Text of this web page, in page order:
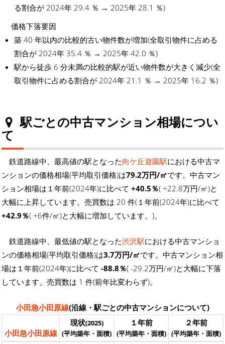
る割合が 2024年 29.4 ％ → 2025年 28.1 ％)
価格下落要因
築 40 年以内の比較的古い物件数が増加(全取引物件に占める
割合が 2024年 35.4 ％ → 2025年 42.0 ％)
駅から徒歩 6 分未満の比較的駅が近い物件数が大きく減少(全
取引物件に占める割合が 2024年 21.1 ％ → 2025年 16.2 ％)
駅ごとの中古マンション相場につい
て
鉄道路線中、最高値の駅となった向ケ丘遊園駅における中古マ
ンションの価格相場(平均取引価格)は79.2万円/㎡です。中古マン
ション相場は１年前(2024年)に比べて +40.5％( +22.8万円/㎡)と
大幅に上昇しています。売買数は 20 件(１年前(2024年)に比べて
+42.9％( +6件/㎡)と大幅に増加しています。)。
鉄道路線中、最低値の駅となった渋沢駅における中古マンショ
ンの価格相場(平均取引価格)は3.7万円/㎡です。中古マンション相
場は１年前(2024年)に比べて -88.8％( -29.2万円/㎡)と大幅に下落
しています。売買数は 1 件(前年比変わらず)。
小田急小田原線(沿線・駅ごとの中古マンションについて)
小田急小田原線
現状(2025)
(平均築年・面積)
１年前
(平均築年・面積)
２年前
(平均築年・面積)